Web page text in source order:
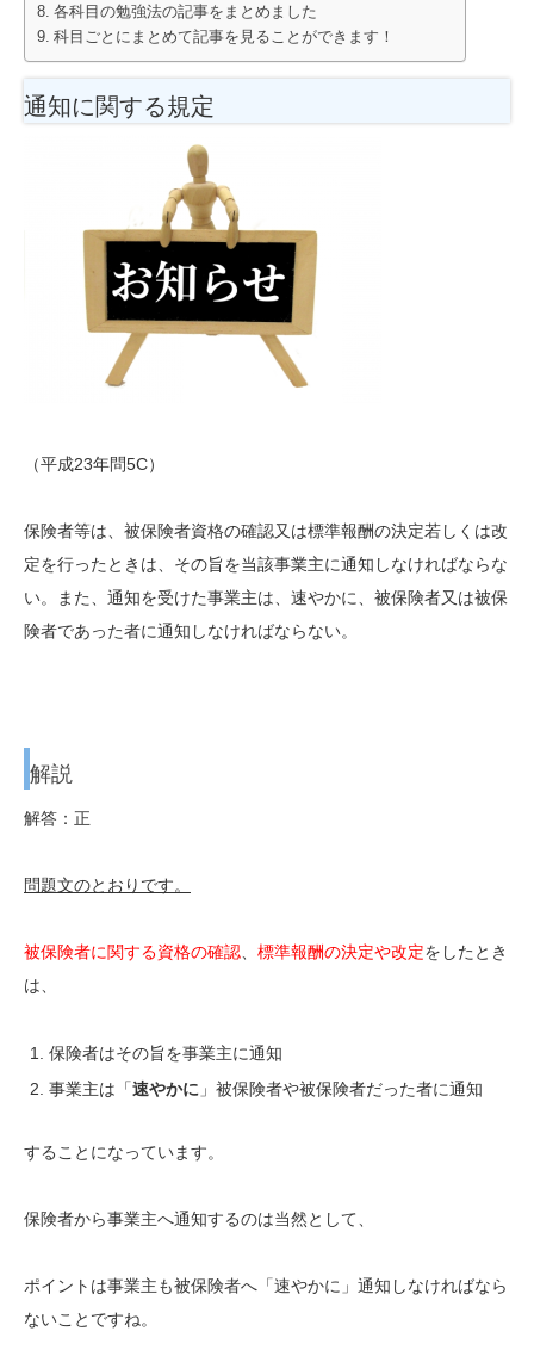
各科目の勉強法の記事をまとめました
科目ごとにまとめて記事を見ることができます！
通知に関する規定
（平成23年問5C）
保険者等は、被保険者資格の確認又は標準報酬の決定若しくは改
定を行ったときは、その旨を当該事業主に通知しなければならな
い。また、通知を受けた事業主は、速やかに、被保険者又は被保
険者であった者に通知しなければならない。
解説
解答：正
問題文のとおりです。
被保険者に関する資格の確認 標準報酬の決定や改定をしたとき
は、
保険者はその旨を事業主に通知
事業主は「速やかに 」被保険者や被保険者だった者に通知
することになっています。
保険者から事業主へ通知するのは当然として、
ポイントは事業主も被保険者へ「速やかに」通知しなければなら
ないことですね。